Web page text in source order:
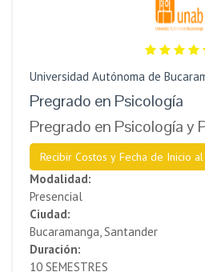
Universidad Autónoma de
Pregrado en Psicología
Pregrado en Psicología y
Recibir Costos y Fecha de Inicio
Modalidad:
Presencial
Ciudad:
Bucaramanga, Santander
Duración:
10 SEMESTRES